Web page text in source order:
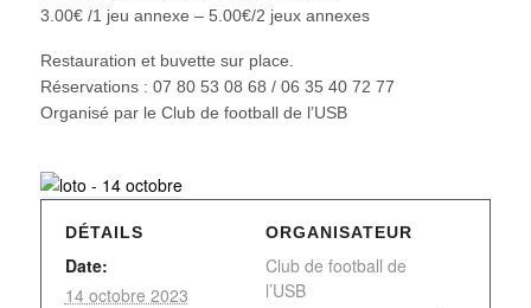
3.00€ /1 jeu annexe – 5.00€/2 jeux annexes
Restauration et buvette sur place.
Réservations : 07 80 53 08 68 / 06 35 40 72 77
Organisé par le Club de football de l’USB
DÉTAILS
Date:
14 octobre 2023
ORGANISATEUR
Club de football de
l’USB